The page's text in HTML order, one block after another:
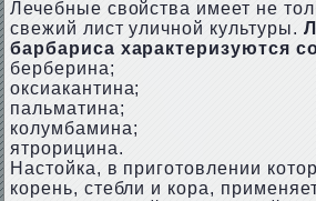
Лечебные свойства имеет не
свежий лист уличной культуры.
барбариса характеризуются
берберина;
оксиакантина;
пальматина;
колумбамина;
ятрорицина.
Настойка, в приготовлении
корень, стебли и кора,